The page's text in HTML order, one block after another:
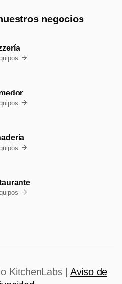
negocios




KitchenLabs | Aviso de